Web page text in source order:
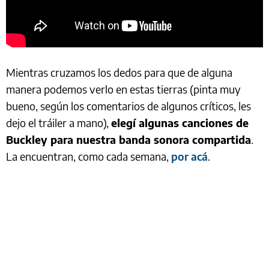
Mientras cruzamos los dedos para que de alguna
manera podemos verlo en estas tierras (pinta muy
bueno, según los comentarios de algunos críticos, les
dejo el tráiler a mano), elegí algunas canciones de
Buckley para nuestra banda sonora compartida.
La encuentran, como cada semana, por acá.